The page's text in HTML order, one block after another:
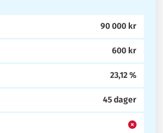
90 000 kr
600 kr
23,12 %
45 dager